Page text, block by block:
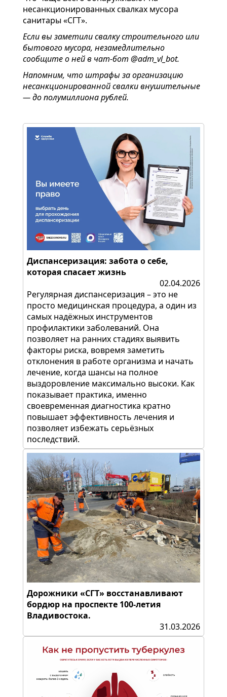
несанкционированных свалках мусора
санитары «СГТ».
Если вы заметили свалку строительного или
бытового мусора, незамедлительно
сообщите о ней в чат-бот @adm_vl_bot.
Напомним, что штрафы за организацию
несанкционированной свалки внушительные
— до полумиллиона рублей.
Диспансеризация: забота о себе,
которая спасает жизнь
02.04.2026
Регулярная диспансеризация – это не
просто медицинская процедура, а один из
самых надёжных инструментов
профилактики заболеваний. Она
позволяет на ранних стадиях выявить
факторы риска, вовремя заметить
отклонения в работе организма и начать
лечение, когда шансы на полное
выздоровление максимально высоки. Как
показывает практика, именно
своевременная диагностика кратно
повышает эффективность лечения и
позволяет избежать серьёзных
последствий.
Дорожники «СГТ» восстанавливают
бордюр на проспекте 100-летия
Владивостока.
31.03.2026